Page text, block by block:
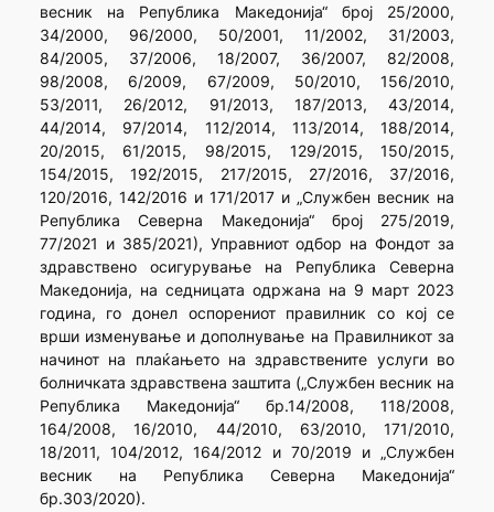
весник на Република Македонија“ број 25/2000,
34/2000, 96/2000, 50/2001, 11/2002, 31/2003,
84/2005, 37/2006, 18/2007, 36/2007, 82/2008,
98/2008, 6/2009, 67/2009, 50/2010, 156/2010,
53/2011, 26/2012, 91/2013, 187/2013, 43/2014,
44/2014, 97/2014, 112/2014, 113/2014, 188/2014,
20/2015, 61/2015, 98/2015, 129/2015, 150/2015,
154/2015, 192/2015, 217/2015, 27/2016, 37/2016,
120/2016, 142/2016 и 171/2017 и „Службен весник на
Република Северна Македонија“ број 275/2019,
77/2021 и 385/2021), Управниот одбор на Фондот за
здравствено осигурување на Република Северна
Македонија, на седницата одржана на 9 март 2023
година, го донел оспорениот правилник со кој се
врши изменување и дополнување на Правилникот за
начинот на плаќањето на здравствените услуги во
болничката здравствена заштита („Службен весник на
Република Македонија“ бр.14/2008, 118/2008,
164/2008, 16/2010, 44/2010, 63/2010, 171/2010,
18/2011, 104/2012, 164/2012 и 70/2019 и „Службен
весник на Република Северна Македонија“
бр.303/2020).